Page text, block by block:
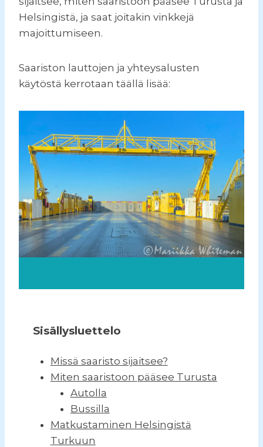
Helsingistä, ja saat joitakin vinkkejä
majoittumiseen.
Saariston lauttojen ja yhteysalusten
käytöstä kerrotaan täällä lisää:
Sisällysluettelo
Missä saaristo sijaitsee?
Miten saaristoon pääsee Turusta
Autolla
Bussilla
Matkustaminen Helsingistä
Turkuun